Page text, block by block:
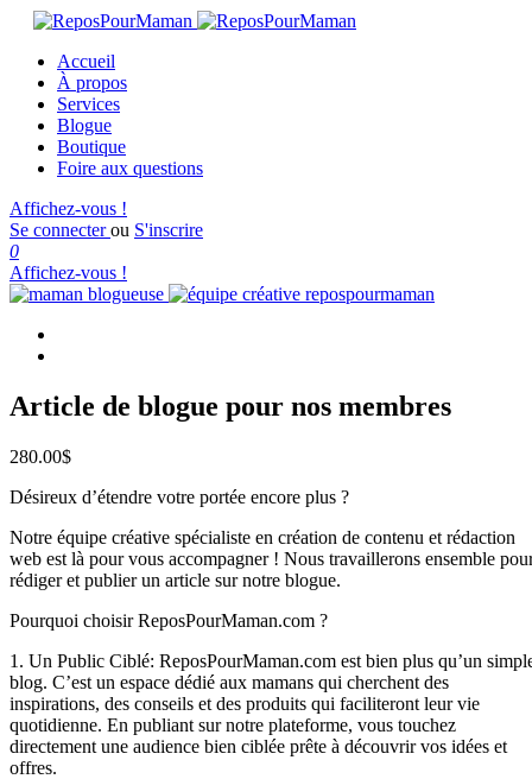
Accueil
À propos
Services
Blogue
Boutique
Foire aux questions
Affichez-vous !
Se connecterou S'inscrire
0
Affichez-vous !
Article de blogue pour nos membres
280.00$
Désireux d’étendre votre portée encore plus ?
Notre équipe créative spécialiste en création de contenu et rédaction
web est là pour vous accompagner ! Nous travaillerons ensemble
rédiger et publier un article sur notre blogue.
Pourquoi choisir ReposPourMaman.com ?
1. Un Public Ciblé: ReposPourMaman.com est bien plus qu’un
blog. C’est un espace dédié aux mamans qui cherchent des
inspirations, des conseils et des produits qui faciliteront leur vie
quotidienne. En publiant sur notre plateforme, vous touchez
directement une audience bien ciblée prête à découvrir vos idées et
offres.